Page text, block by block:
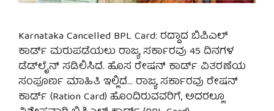
Karnataka Cancelled BPL Card: ರದ್ದಾದ ಬಿಪಿಎಲ್
ಕಾರ್ಡ್ ಮರುಪಡೆಯಲು ರಾಜ್ಯ ಸರ್ಕಾರವು 45 ದಿನಗಳ
ಡೆಡ್‌ಲೈನ್ ಸಡಿಲಿಸಿದೆ. ಹೊಸ ರೇಷನ್ ಕಾರ್ಡ್ ವಿತರಣೆಯ
ಸಂಪೂರ್ಣ ಮಾಹಿತಿ ಇಲ್ಲಿದೆ… ರಾಜ್ಯ ಸರ್ಕಾರವು ರೇಷನ್
ಕಾರ್ಡ್ (Ration Card) ಹೊಂದಿರುವವರಿಗೆ, ಅದರಲ್ಲೂ